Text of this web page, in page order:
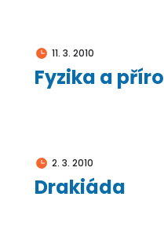
11. 3. 2010
2. 3. 2010
Drakiáda